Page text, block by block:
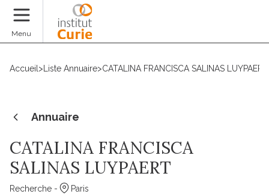
Menu
Accueil > Liste Annuaire>CATALINA FRANCISCA SALINAS LUYPAERT
Annuaire
CATALINA FRANCISCA
SALINAS LUYPAERT
Recherche - Paris